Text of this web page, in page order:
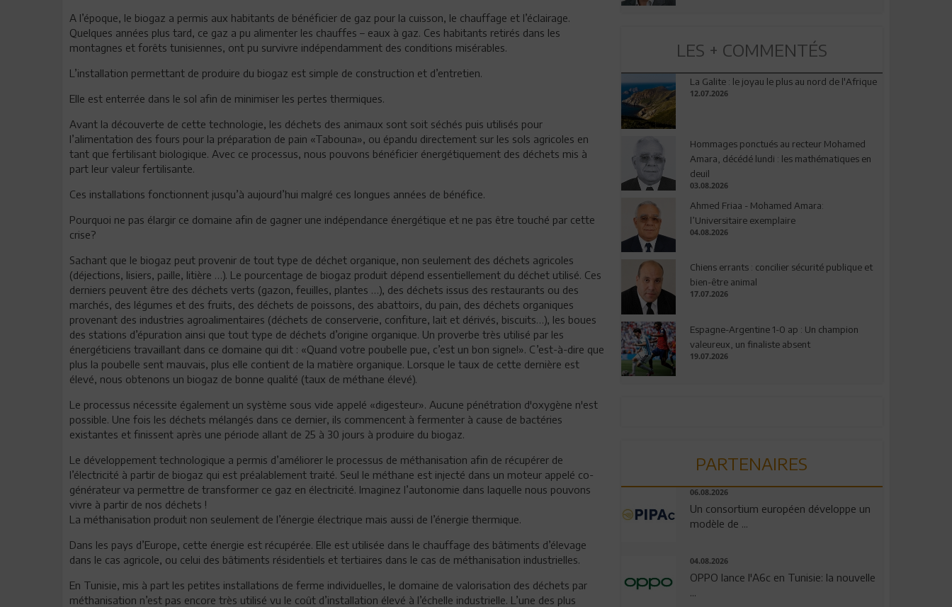
A l’époque, le biogaz a permis aux habitants de bénéficier de gaz pour la cuisson, le chauffage et l’éclairage.
Quelques années plus tard, ce gaz a pu alimenter les chauffes – eaux à gaz. Ces habitants retirés dans les
montagnes et forêts tunisiennes, ont pu survivre indépendamment des conditions misérables.
L’installation permettant de produire du biogaz est simple de construction et d’entretien.
Elle est enterrée dans le sol afin de minimiser les pertes thermiques.
Avant la découverte de cette technologie, les déchets des animaux sont soit séchés puis utilisés pour
l’alimentation des fours pour la préparation de pain «Tabouna», ou épandu directement sur les sols agricoles en
tant que fertilisant biologique. Avec ce processus, nous pouvons bénéficier énergétiquement des déchets mis à
part leur valeur fertilisante.
Ces installations fonctionnent jusqu’à aujourd’hui malgré ces longues années de bénéfice.
Pourquoi ne pas élargir ce domaine afin de gagner une indépendance énergétique et ne pas être touché par cette
crise?
Sachant que le biogaz peut provenir de tout type de déchet organique, non seulement des déchets agricoles
(déjections, lisiers, paille, litière …). Le pourcentage de biogaz produit dépend essentiellement du déchet utilisé. Ces
derniers peuvent être des déchets verts (gazon, feuilles, plantes …), des déchets issus des restaurants ou des
marchés, des légumes et des fruits, des déchets de poissons, des abattoirs, du pain, des déchets organiques
provenant des industries agroalimentaires (déchets de conserverie, confiture, lait et dérivés, biscuits…), les boues
des stations d’épuration ainsi que tout type de déchets d’origine organique. Un proverbe très utilisé par les
énergéticiens travaillant dans ce domaine qui dit : «Quand votre poubelle pue, c’est un bon signe!». C’est-à-dire que
plus la poubelle sent mauvais, plus elle contient de la matière organique. Lorsque le taux de cette dernière est
élevé, nous obtenons un biogaz de bonne qualité (taux de méthane élevé).
Le processus nécessite également un système sous vide appelé «digesteur». Aucune pénétration d'oxygène n'est
possible. Une fois les déchets mélangés dans ce dernier, ils commencent à fermenter à cause de bactéries
existantes et finissent après une période allant de 25 à 30 jours à produire du biogaz.
Le développement technologique a permis d’améliorer le processus de méthanisation afin de récupérer de
l’électricité à partir de biogaz qui est préalablement traité. Seul le méthane est injecté dans un moteur appelé co-
générateur va permettre de transformer ce gaz en électricité. Imaginez l’autonomie dans laquelle nous pouvons
vivre à partir de nos déchets !
La méthanisation produit non seulement de l’énergie électrique mais aussi de l’énergie thermique.
Dans les pays d’Europe, cette énergie est récupérée. Elle est utilisée dans le chauffage des bâtiments d’élevage
dans le cas agricole, ou celui des bâtiments résidentiels et tertiaires dans le cas de méthanisation industrielles.
En Tunisie, mis à part les petites installations de ferme individuelles, le domaine de valorisation des déchets par
méthanisation n’est pas encore très utilisé vu le coût d’installation élevé à l’échelle industrielle. L’une des plus
LES + COMMENTÉS
La Galite : le joyau le plus au nord de l'Afrique
12.07.2026
Hommages ponctués au recteur Mohamed
Amara, décédé lundi : les mathématiques en
deuil
03.08.2026
Ahmed Friaa - Mohamed Amara:
l’Universitaire exemplaire
04.08.2026
Chiens errants : concilier sécurité publique et
bien-être animal
17.07.2026
Espagne-Argentine 1-0 ap : Un champion
valeureux, un finaliste absent
19.07.2026
PARTENAIRES
06.08.2026
Un consortium européen développe un
modèle de ...
04.08.2026
OPPO lance l'A6c en Tunisie: la nouvelle
...